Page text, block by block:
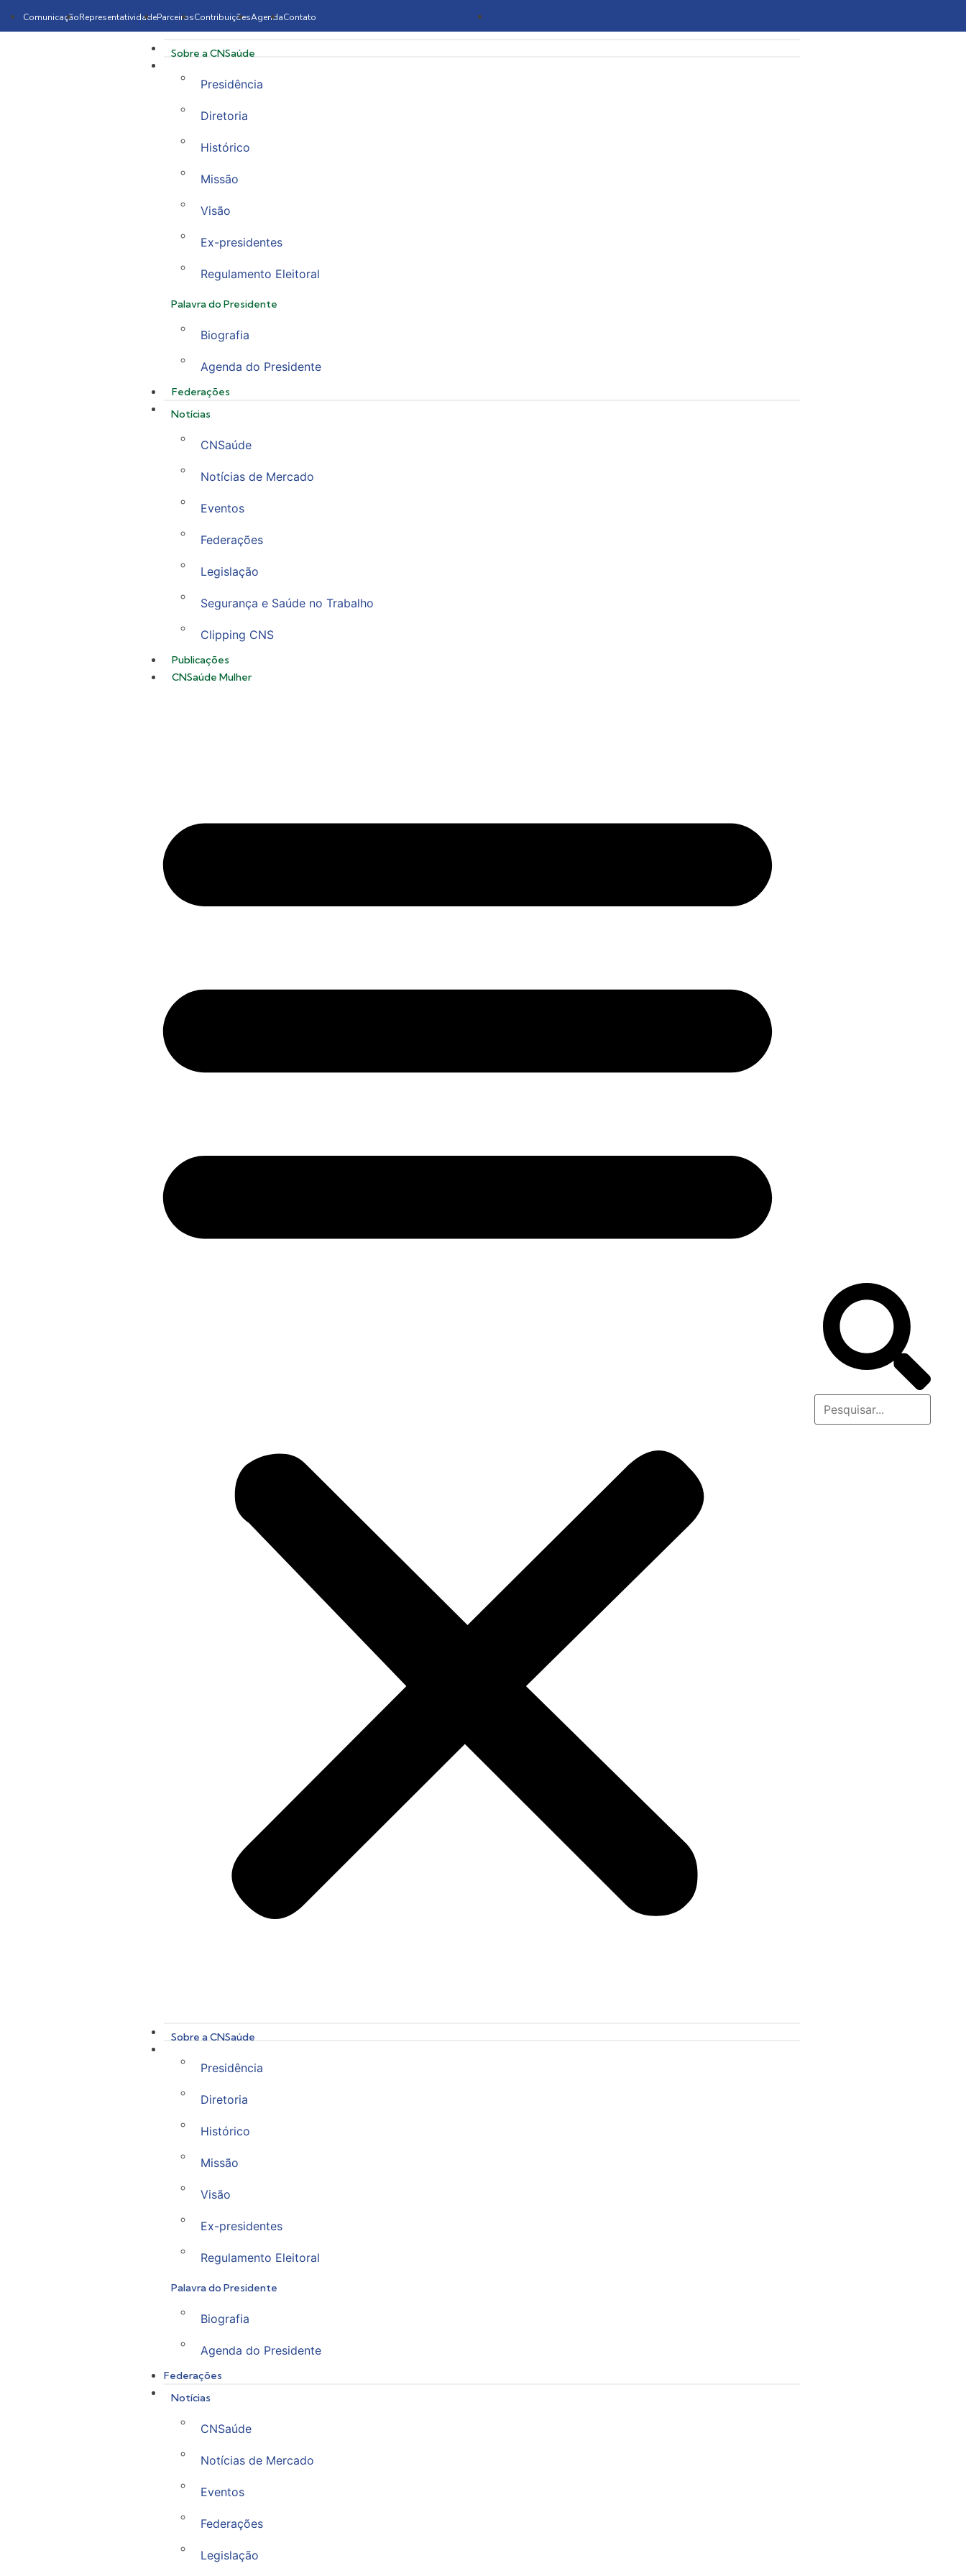
ComunicaçãoRepresentatividadeParceirosContribuiçõesAgendaContato
Sobre a CNSaúde
Presidência
Diretoria
Histórico
Missão
Visão
Ex-presidentes
Regulamento Eleitoral
Palavra do Presidente
Biografia
Agenda do Presidente
Federações
Notícias
CNSaúde
Notícias de Mercado
Eventos
Federações
Legislação
Segurança e Saúde no Trabalho
Clipping CNS
Publicações
CNSaúde Mulher
Sobre a CNSaúde
Presidência
Diretoria
Histórico
Missão
Visão
Ex-presidentes
Regulamento Eleitoral
Palavra do Presidente
Biografia
Agenda do Presidente
Federações
Notícias
CNSaúde
Notícias de Mercado
Eventos
Federações
Legislação